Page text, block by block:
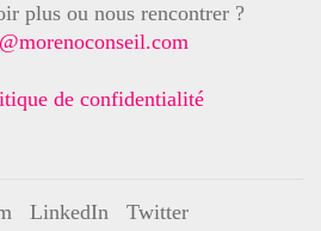
plus ou nous rencontrer ?
de confidentialité
LinkedIn Twitter